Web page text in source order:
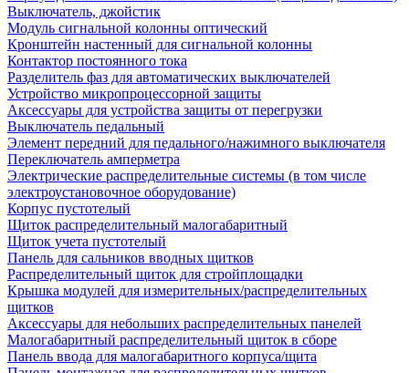
Выключатель, джойстик
Модуль сигнальной колонны оптический
Кронштейн настенный для сигнальной колонны
Контактор постоянного тока
Разделитель фаз для автоматических выключателей
Устройство микропроцессорной защиты
Аксессуары для устройства защиты от перегрузки
Выключатель педальный
Элемент передний для педального/нажимного выключателя
Переключатель амперметра
Электрические распределительные системы (в том числе
электроустановочное оборудование)
Корпус пустотелый
Щиток распределительный малогабаритный
Щиток учета пустотелый
Панель для сальников вводных щитков
Распределительный щиток для стройплощадки
Крышка модулей для измерительных/распределительных
щитков
Аксессуары для небольших распределительных панелей
Малогабаритный распределительный щиток в сборе
Панель ввода для малогабаритного корпуса/щита